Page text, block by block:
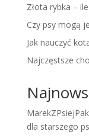
Złota rybka –
Czy psy mogą
Jak nauczyć
Najczęstsze
dla starszego